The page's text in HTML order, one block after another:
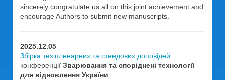
sincerely congratulate us all on this joint achievement and
encourage Authors to submit new manuscripts.
2025.12.05
Збірка тез пленарних та стендових доповідей
конференції Зварювання та споріднені технології
для відновлення України